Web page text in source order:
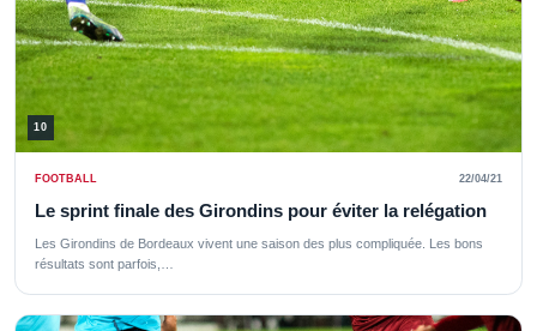
10
FOOTBALL 22/04/21
Le sprint finale des Girondins pour éviter la relégation
Les Girondins de Bordeaux vivent une saison des plus compliquée. Les bons
résultats sont parfois,…